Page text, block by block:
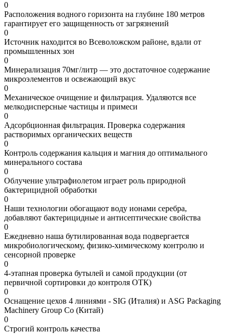
0
Расположения водного горизонта на глубине 180 метров
гарантирует его защищенность от загрязнений
0
Источник находится во Всеволожском районе, вдали от
промышленных зон
0
Минерализация 70мг/литр — это достаточное содержание
микроэлементов и освежающий вкус
0
Механическое очищение и фильтрация. Удаляются все
мелкодисперсные частицы и примеси
0
Адсорбционная фильтрация. Проверка содержания
растворимых органических веществ
0
Контроль содержания кальция и магния до оптимального
минерального состава
0
Облучение ультрафиолетом играет роль природной
бактерицидной обработки
0
Наши технологии обогащают воду ионами серебра,
добавляют бактерицидные и антисептические свойства
0
Ежедневно наша бутилированная вода подвергается
микробиологическому, физико-химическому контролю и
сенсорной проверке
0
4-этапная проверка бутылей и самой продукции (от
первичной сортировки до контроля ОТК)
0
Оснащение цехов 4 линиями - SIG (Италия) и ASG Packaging
Machinery Group Co (Китай)
0
Строгий контроль качества